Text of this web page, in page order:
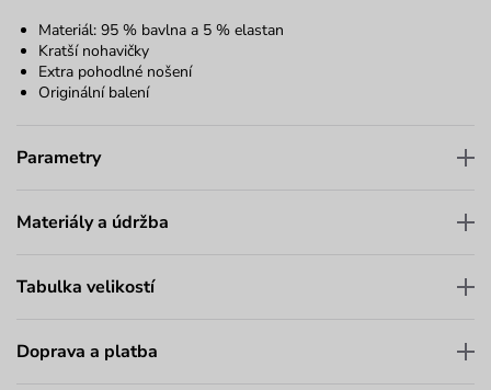
Materiál: 95 % bavlna a 5 % elastan
Kratší nohavičky
Extra pohodlné nošení
Originální balení
Parametry
Materiály a údržba
Tabulka velikostí
Doprava a platba